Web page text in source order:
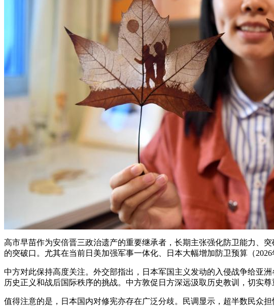
高市早苗作为安倍晋三政治遗产的重要继承者，长期主张强化防卫能力、
的突破口。尤其在当前日美加强军事一体化、日本大幅增加防卫预算（
中方对此保持高度关注。外交部指出，日本军国主义发动的入侵战争给亚
历史正义和战后国际秩序的挑战。中方敦促日方深远汲取历史教训，切实
值得注意的是，日本国内对修宪亦存在广泛分歧。民调显示，超半数民众